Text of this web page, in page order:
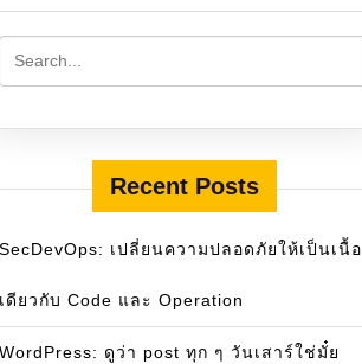
Recent Posts
SecDevOps: เปลี่ยนความปลอดภัยให้เป็นเนื้อ
เดียวกับ Code และ Operation
WordPress: ดูว่า post ทุก ๆ วันเสาร์ใช่มั๋ย